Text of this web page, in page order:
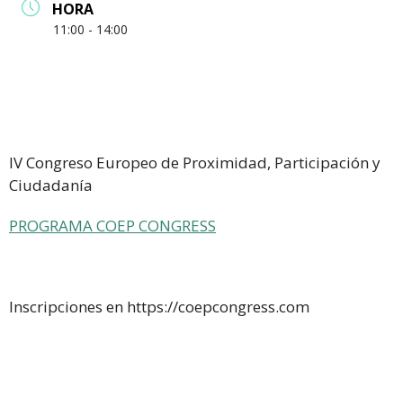
HORA
11:00 - 14:00
IV Congreso Europeo de Proximidad, Participación y
Ciudadanía
PROGRAMA COEP CONGRESS
Inscripciones en https://coepcongress.com